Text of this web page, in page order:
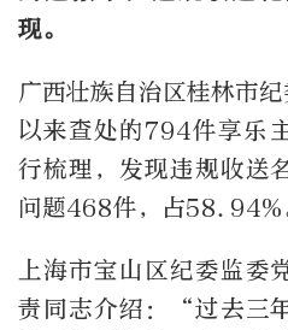
现。
广西壮族自治区桂林市
以来查处的794件享乐
行梳理，发现违规收送
问题468件，占58.94%
上海市宝山区纪委监委
责同志介绍：“过去三